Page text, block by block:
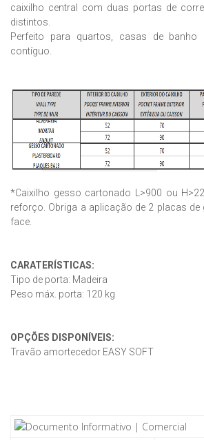
caixilho central com duas portas de
distintos.
Perfeito para quartos, casas de banho
contíguo.
*Caixilho gesso cartonado L>900 ou
reforço. Obriga a aplicação de 2 placas de
face.
CARATERÍSTICAS:
Tipo de porta: Madeira
Peso máx. porta: 120 kg
OPÇÕES DISPONÍVEIS:
Travão amortecedor EASY SOFT